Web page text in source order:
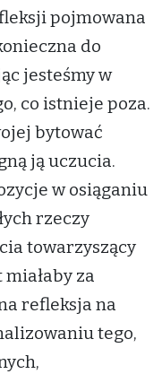
pojmowana
do
jesteśmy w
co istnieje poza.
bytować
ją uczucia.
w osiąganiu
rzeczy
towarzyszący
za
refleksja na
tego,